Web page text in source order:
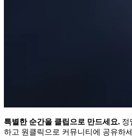
특별한 순간을 클립으로 만드세요. 정
하고 원클릭으로 커뮤니티에 공유하